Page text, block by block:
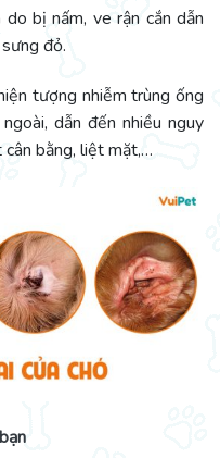
bị nấm, ve rận cắn dẫn
đỏ.
tượng nhiễm trùng ống
dẫn đến nhiều nguy
cân bằng, liệt mặt,…